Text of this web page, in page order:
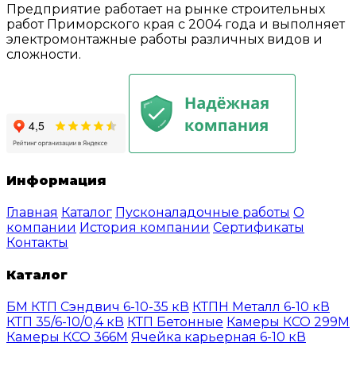
Предприятие работает на рынке строительных
работ Приморского края с 2004 года и выполняет
электромонтажные работы различных видов и
сложности.
Информация
Главная Каталог Пусконаладочные работы О
компании История компании Сертификаты
Контакты
Каталог
БМ КТП Сэндвич 6-10-35 кВ КТПН Металл 6-10 кВ
КТП 35/6-10/0,4 кВ КТП Бетонные Камеры КСО 299М
Камеры КСО 366М Ячейка карьерная 6-10 кВ